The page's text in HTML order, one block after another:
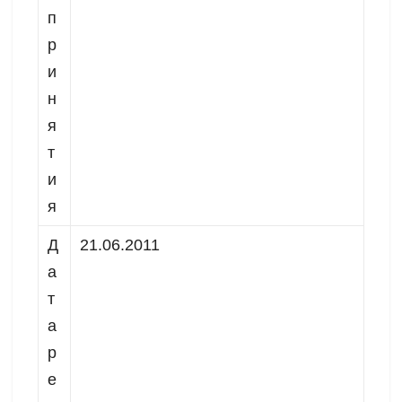
п
р
и
н
я
т
и
я
Д
а
т
а
р
е
21.06.2011